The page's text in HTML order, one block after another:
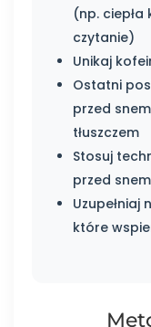
(np. ciepła
czytanie)
Unikaj
Ostatni
przed
tłuszczem
Stosuj
przed snem
które